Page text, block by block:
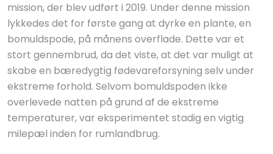
mission, der blev udført i 2019. Under denne mission
lykkedes det for første gang at dyrke en plante, en
bomuldspode, på månens overflade. Dette var et
stort gennembrud, da det viste, at det var muligt at
skabe en bæredygtig fødevareforsyning selv under
ekstreme forhold. Selvom bomuldspoden ikke
overlevede natten på grund af de ekstreme
temperaturer, var eksperimentet stadig en vigtig
milepæl inden for rumlandbrug.